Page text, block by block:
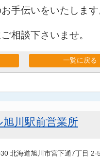
手伝いをいたしま
相談下さいませ。
一覧に戻る
川駅前営業所
北海道旭川市宮下通7丁目